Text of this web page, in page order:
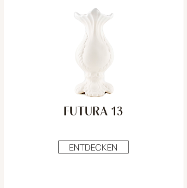
ENTDECKEN
FUTURA 13